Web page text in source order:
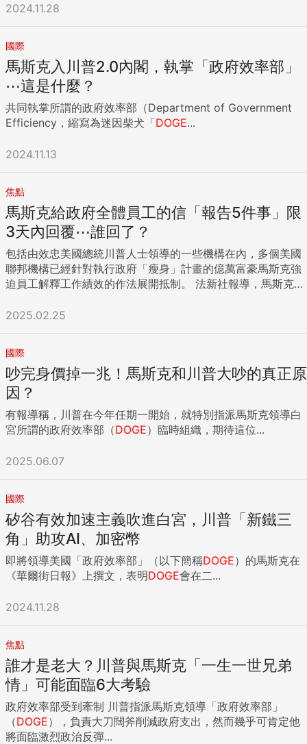
2024.11.28
國際
馬斯克入川普2.0內閣，執掌「政府效率部」
⋯這是什麼？
共同執掌所謂的政府效率部（Department of Government
Efficiency，縮寫為迷因柴犬「DOGE...
2024.11.13
焦點
馬斯克給政府全體員工的信「報告5件事」限
3天內回覆⋯誰回了？
包括由效忠美國總統川普人士領導的一些機構在內，多個美國
聯邦機構已經針對執行政府「瘦身」計畫的億萬富豪馬斯克強
迫員工解釋工作績效的作法展開抵制。 法新社報導，馬斯克
不同機構間引發不安。相關抵制之舉暗示川普政府中的重要人
件，法新社看見，內容要求他們須於24日深夜11時59分之前提
交「你上週所完成工作的約5項要點」。 在此之前不久，馬斯
克在X平台上發文稱，「所有聯邦員工」將會接到電郵，「不
回報者，等同辭職」。 聯邦政府員工告訴法新社，他們已被建
議不要立即作出回覆。 美國國防部已下令員工暫緩回覆 國防
部今天發文要求員工「對人事管理局標題為『你上週做了什
有責任檢討所屬人員表現，將會依據其本身程序進行檢討。」
美國媒體報導，川普政府派到聯邦調查局（FBI）、國務院和國
家情報辦公室的官員也指示員工不要直接回覆。 「紐約時報」
（The New York Times）報導，聯調局新局長巴特爾（Kash
Patel）昨天發給員工的訊息提到，「聯邦調查局，透過局長辦
公室，負責我們所有檢討流程」。 工會開始反制 各工會也迅
速進行反制，會員人數最多的美國政府雇員聯合會（American
Federation of Government Employees）矢言針對任何非法
解雇提出異議。 美國政府雇員聯合會今天致函人事管理局，針
對「未經選舉而且精神錯亂的」馬斯克所獲權力予以批評，強
調「這封電郵不負責任而且幼稚，企圖製造混亂並且霸凌為服
務我們國家而辛苦工作的聯邦員工」。 川普對全球首富馬斯克
委以主管政府效率部（Department of Government
Efficiency）之責，推動大砍政府開支、對付疑似浪費和貪腐
等工作。 責任編輯：陳柏燕 ...
2025.02.25
國際
吵完身價掉一兆！馬斯克和川普大吵的真正原
因？
有報導稱，川普在今年任期一開始，就特別指派馬斯克領導白
宮所謂的政府效率部（DOGE）臨時組織，期待這位...
2025.06.07
國際
矽谷有效加速主義吹進白宮，川普「新鐵三
角」助攻AI、加密幣
即將領導美國「政府效率部」（以下簡稱DOGE）的馬斯克在
《華爾街日報》上撰文，表明DOGE會在二...
2024.11.28
焦點
誰才是老大？川普與馬斯克「一生一世兄弟
情」可能面臨6大考驗
政府效率部受到牽制 川普指派馬斯克領導「政府效率部」
（DOGE），負責大刀闊斧削減政府支出，然而幾乎可肯定他
將面臨激烈政治反彈...